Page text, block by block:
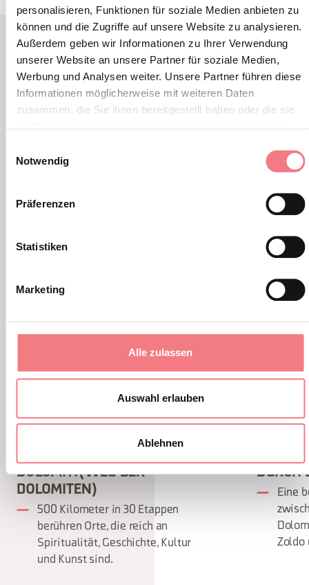
personalisieren, Funktionen für soziale Medien anbieten zu
können und die Zugriffe auf unsere Website zu analysieren.
Außerdem geben wir Informationen zu Ihrer Verwendung
unserer Website an unsere Partner für soziale Medien,
Werbung und Analysen weiter. Unsere Partner führen diese
Informationen möglicherweise mit weiteren Daten
zusammen, die Sie ihnen bereitgestellt haben oder die sie
Notwendig
Präferenzen
Statistiken
Marketing
Alle zulassen
Auswahl erlauben
Ablehnen
VERWANDTER INHALT
SIE KÖNNEN AUCH
MÖGEN
DOLOMITI (WEG DER
DOLOMITEN)
500 Kilometer in 30 Etappen
berühren Orte, die reich an
Spiritualität, Geschichte, Kultur
und Kunst sind.
DURCH
Eine
Zoldo